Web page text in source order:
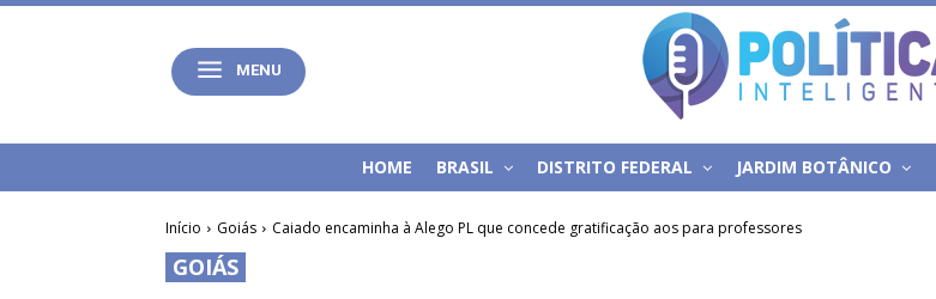
MENU
HOME BRASIL DISTRITO FEDERAL JARDIM BOTÂNICO
Início Goiás Caiado encaminha à Alego PL que concede gratificação aos para professores
GOIÁS